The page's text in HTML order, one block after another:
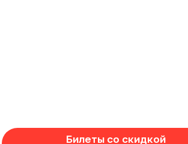
Билеты со скидкой